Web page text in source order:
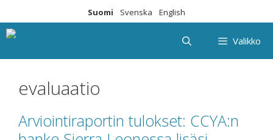
sisältöön
Suomi Svenska English
Valikko
evaluaatio
Arviointiraportin tulokset: CCYA:n